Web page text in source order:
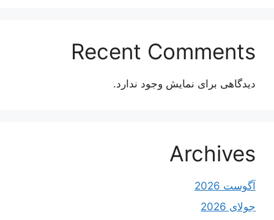
Recent Comments
دیدگاهی برای نمایش وجود ندارد.
Archives
آگوست 2026
جولای 2026